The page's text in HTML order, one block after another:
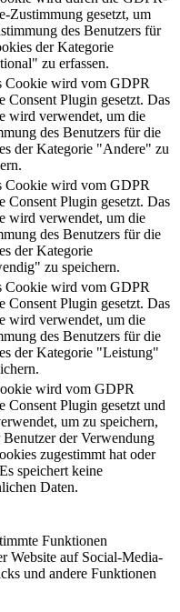
Zustimmung gesetzt, um
des Benutzers für
der Kategorie
zu erfassen.
Cookie wird vom GDPR
Consent Plugin gesetzt. Das
wird verwendet, um die
des Benutzers für die
der Kategorie "Andere" zu
Cookie wird vom GDPR
Consent Plugin gesetzt. Das
wird verwendet, um die
des Benutzers für die
der Kategorie
zu speichern.
Cookie wird vom GDPR
Consent Plugin gesetzt. Das
wird verwendet, um die
des Benutzers für die
der Kategorie "Leistung"
wird vom GDPR
Consent Plugin gesetzt und
um zu speichern,
Benutzer der Verwendung
zugestimmt hat oder
speichert keine
Daten.
Funktionen
Website auf Social-Media-
und andere Funktionen